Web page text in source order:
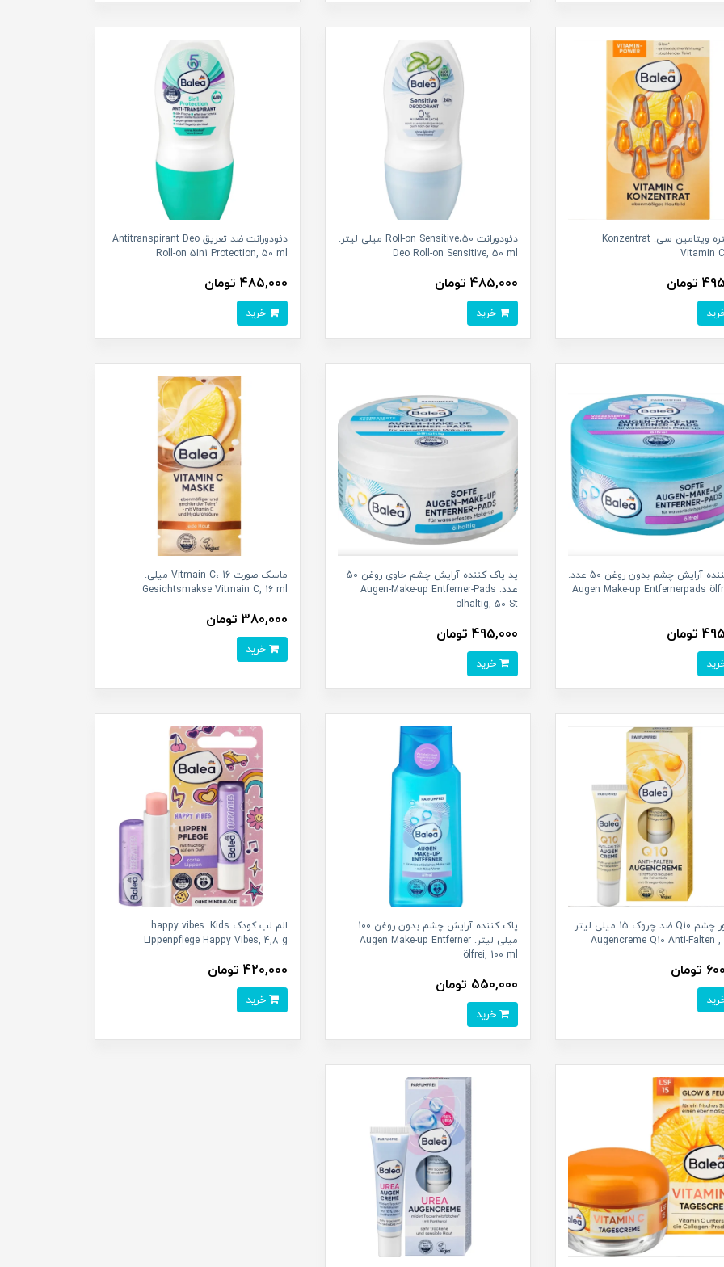
کنسانتره ویتامین سی. Konzentrat
Vitamin
دئودورانت Roll-on Sensitive،50 میلی لیتر.
Deo Roll-on Sensitive, 50 ml
485,000 تومان
خرید
دئودورانت ضد تعریق Antitranspirant Deo
Roll-on 5in1 Protection, 50 ml
485,000 تومان
خرید
پاک کننده آرایش چشم بدون روغن 50 عدد.
Augen Make-up Entfernerpads
پد پاک کننده آرایش چشم حاوی روغن 50
عدد. Augen-Make-up Entferner-Pads
ölhaltig, 50 St
495,000 تومان
خرید
ماسک صورت Vitmain C، 16 میلی.
Gesichtsmakse Vitmain C, 16 ml
380,000 تومان
خرید
کرم دور چشم Q10 ضد چروک 15 میلی لیتر.
Augencreme Q10 Anti-Falten ,
پاک کننده آرایش چشم بدون روغن 100
میلی لیتر. Augen Make-up Entferner
ölfrei, 100 ml
550,000 تومان
خرید
الم لب کودک happy vibes. Kids
Lippenpflege Happy Vibes, 4,8 g
420,000 تومان
خرید